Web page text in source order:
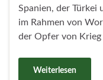
Spanien, der Türkei
im Rahmen von
der Opfer von
Weiterlesen